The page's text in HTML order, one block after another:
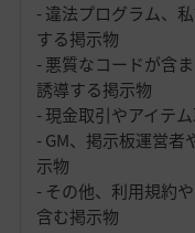
- 違法プログラム、
する掲示物
- 悪質なコードが含
誘導する掲示物
- 現金取引やアイテ
- GM、掲示板運営
示物
- その他、利用規約
含む掲示物